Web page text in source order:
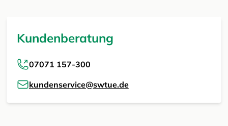
Kundenberatung
07071 157-300
kundenservice@swtue.de